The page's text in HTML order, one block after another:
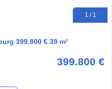
1 / 1
399.800 € 39 m²
399.800 €